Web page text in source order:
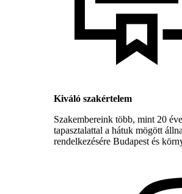
Kiváló szakértelem
Szakembereink több, mint 20
tapasztalattal a hátuk mögött
rendelkezésére Budapest és